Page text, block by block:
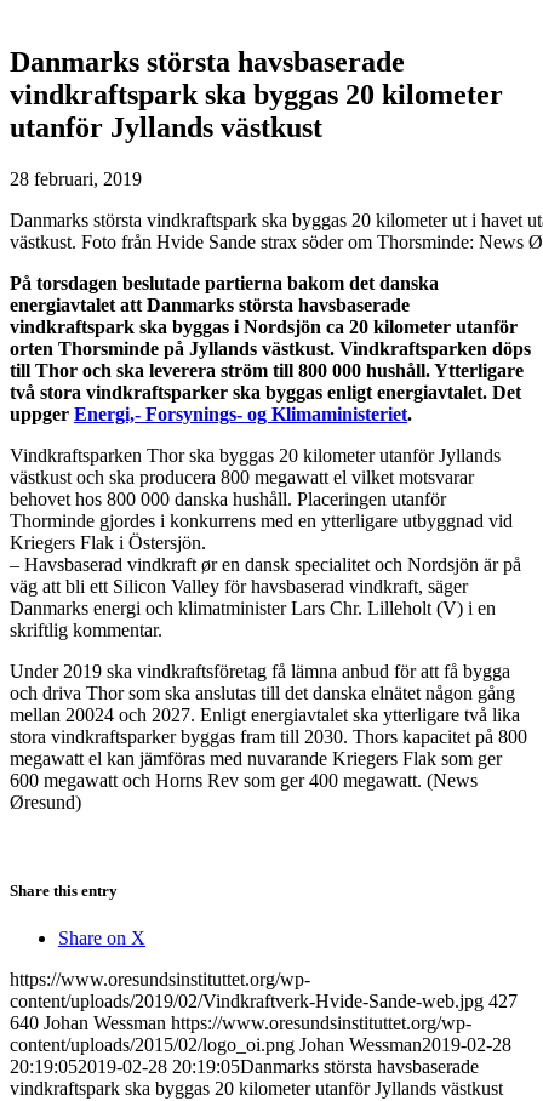
Danmarks största havsbaserade
vindkraftspark ska byggas 20 kilometer
utanför Jyllands västkust
28 februari, 2019
Danmarks största vindkraftspark ska byggas 20 kilometer ut i havet
västkust. Foto från Hvide Sande strax söder om Thorsminde: News
På torsdagen beslutade partierna bakom det danska
energiavtalet att Danmarks största havsbaserade
vindkraftspark ska byggas i Nordsjön ca 20 kilometer utanför
orten Thorsminde på Jyllands västkust. Vindkraftsparken döps
till Thor och ska leverera ström till 800 000 hushåll. Ytterligare
två stora vindkraftsparker ska byggas enligt energiavtalet. Det
uppger Energi,- Forsynings- og Klimaministeriet.
Vindkraftsparken Thor ska byggas 20 kilometer utanför Jyllands
västkust och ska producera 800 megawatt el vilket motsvarar
behovet hos 800 000 danska hushåll. Placeringen utanför
Thorminde gjordes i konkurrens med en ytterligare utbyggnad vid
Kriegers Flak i Östersjön.
– Havsbaserad vindkraft ør en dansk specialitet och Nordsjön är på
väg att bli ett Silicon Valley för havsbaserad vindkraft, säger
Danmarks energi och klimatminister Lars Chr. Lilleholt (V) i en
skriftlig kommentar.
Under 2019 ska vindkraftsföretag få lämna anbud för att få bygga
och driva Thor som ska anslutas till det danska elnätet någon gång
mellan 20024 och 2027. Enligt energiavtalet ska ytterligare två lika
stora vindkraftsparker byggas fram till 2030. Thors kapacitet på 800
megawatt el kan jämföras med nuvarande Kriegers Flak som ger
600 megawatt och Horns Rev som ger 400 megawatt. (News
Øresund)
Share this entry
Share on X
https://www.oresundsinstituttet.org/wp-
content/uploads/2019/02/Vindkraftverk-Hvide-Sande-web.jpg 427
640 Johan Wessman https://www.oresundsinstituttet.org/wp-
content/uploads/2015/02/logo_oi.png Johan Wessman2019-02-28
20:19:052019-02-28 20:19:05Danmarks största havsbaserade
vindkraftspark ska byggas 20 kilometer utanför Jyllands västkust